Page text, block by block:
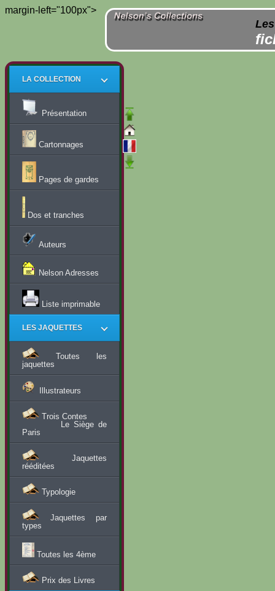
margin-left="100px">
LA COLLECTION
Présentation
Cartonnages
Pages de gardes
Dos et tranches
Auteurs
Nelson Adresses
Liste imprimable
LES JAQUETTES
Toutes les
jaquettes
Illustrateurs
Trois Contes
Le Siège de
Paris
Jaquettes
rééditées
Typologie
Jaquettes par
types
Toutes les 4ème
Prix des Livres